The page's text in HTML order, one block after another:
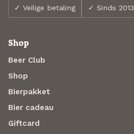
✓ Veilige betaling ✓ Sinds 2013
Shop
Beer Club
Shop
Bierpakket
Bier cadeau
Giftcard